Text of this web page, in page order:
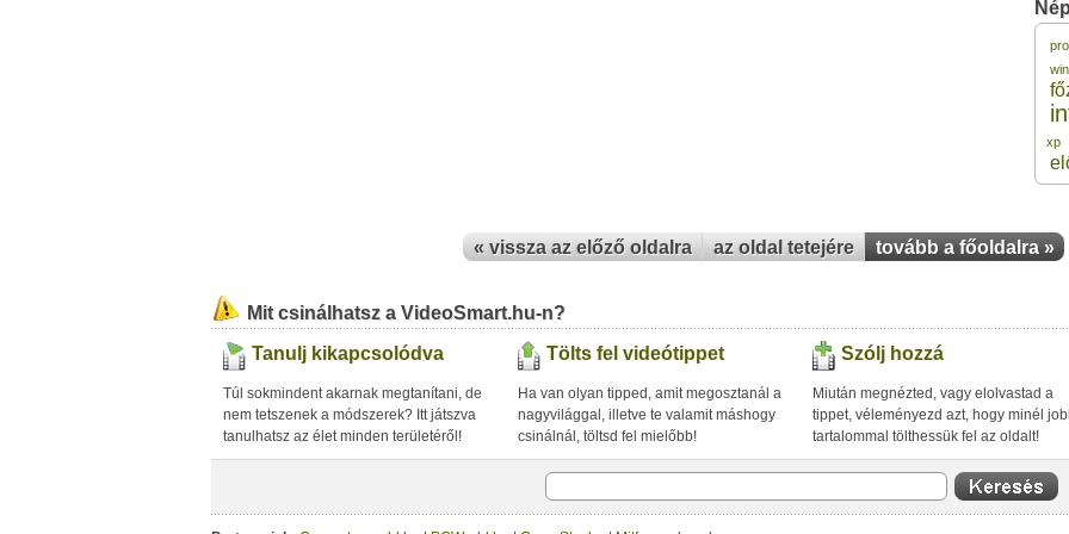
1
xp
« vissza az előző oldalra az oldal tetejére tovább a főoldalra »
Mit csinálhatsz a VideoSmart.hu-n?
Tanulj kikapcsolódva
Túl sokmindent akarnak megtanítani, de
nem tetszenek a módszerek? Itt játszva
tanulhatsz az élet minden területéről!
Tölts fel videótippet
Ha van olyan tipped, amit megosztanál a
nagyvilággal, illetve te valamit máshogy
csinálnál, töltsd fel mielőbb!
Szólj hozzá
Miután megnézted, vagy elolvastad a
tippet, véleményezd azt, hogy minél
tartalommal tölthessük fel az oldalt!